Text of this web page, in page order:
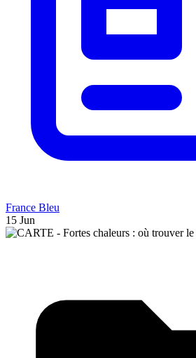
France Bleu
15 Jun